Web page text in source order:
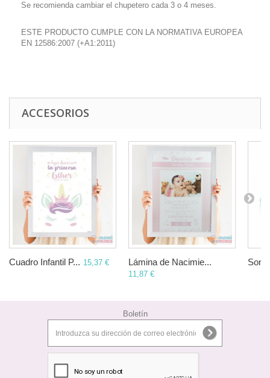
Se recomienda cambiar el chupetero cada 3 o 4 meses.
ESTE PRODUCTO CUMPLE CON LA NORMATIVA EUROPEA
EN 12586:2007 (+A1:2011)
ACCESORIOS
Cuadro Infantil P... 15,37 € Lámina de Nacimie...
11,87 €
Boletín